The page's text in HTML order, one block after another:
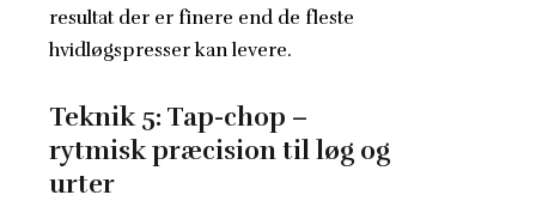
resultat der er finere end de fleste
hvidløgspresser kan levere.
Teknik 5: Tap-chop –
rytmisk præcision til løg og
urter